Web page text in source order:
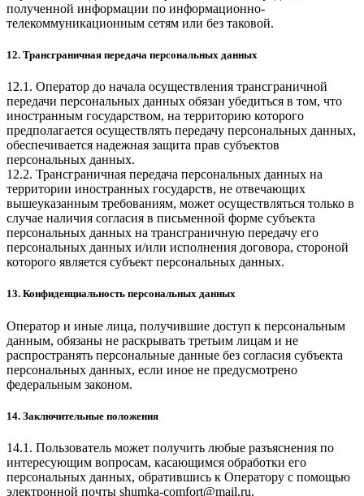
полученной информации по информационно-
телекоммуникационным сетям или без таковой.
12. Трансграничная передача персональных данных
12.1. Оператор до начала осуществления трансграничной
передачи персональных данных обязан убедиться в том, что
иностранным государством, на территорию которого
предполагается осуществлять передачу персональных данных,
обеспечивается надежная защита прав субъектов
персональных данных.
12.2. Трансграничная передача персональных данных на
территории иностранных государств, не отвечающих
вышеуказанным требованиям, может осуществляться только в
случае наличия согласия в письменной форме субъекта
персональных данных на трансграничную передачу его
персональных данных и/или исполнения договора, стороной
которого является субъект персональных данных.
13. Конфиденциальность персональных данных
Оператор и иные лица, получившие доступ к персональным
данным, обязаны не раскрывать третьим лицам и не
распространять персональные данные без согласия субъекта
персональных данных, если иное не предусмотрено
федеральным законом.
14. Заключительные положения
14.1. Пользователь может получить любые разъяснения по
интересующим вопросам, касающимся обработки его
персональных данных, обратившись к Оператору с помощью
электронной почты shumka-comfort@mail.ru.